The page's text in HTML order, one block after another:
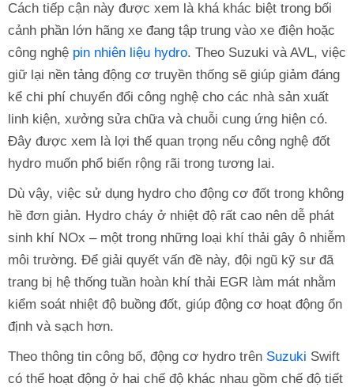
Cách tiếp cận này được xem là khá khác biệt trong bối
cảnh phần lớn hãng xe đang tập trung vào xe điện hoặc
công nghệ pin nhiên liệu hydro. Theo Suzuki và AVL, việc
giữ lại nền tảng động cơ truyền thống sẽ giúp giảm đáng
kể chi phí chuyển đổi công nghệ cho các nhà sản xuất
linh kiện, xưởng sửa chữa và chuỗi cung ứng hiện có.
Đây được xem là lợi thế quan trọng nếu công nghệ đốt
hydro muốn phổ biến rộng rãi trong tương lai.
Dù vậy, việc sử dụng hydro cho động cơ đốt trong không
hề đơn giản. Hydro cháy ở nhiệt độ rất cao nên dễ phát
sinh khí NOx – một trong những loại khí thải gây ô nhiễm
môi trường. Để giải quyết vấn đề này, đội ngũ kỹ sư đã
trang bị hệ thống tuần hoàn khí thải EGR làm mát nhằm
kiểm soát nhiệt độ buồng đốt, giúp động cơ hoạt động ổn
định và sạch hơn.
Theo thông tin công bố, động cơ hydro trên Suzuki Swift
có thể hoạt động ở hai chế độ khác nhau gồm chế độ tiết